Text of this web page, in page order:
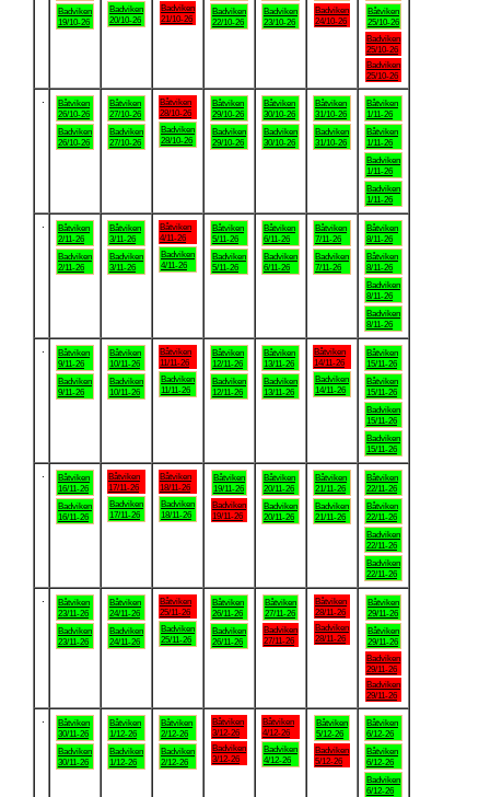
Badviken
19/10-26
Badviken
20/10-26
Badviken
21/10-26
Badviken
22/10-26
Badviken
23/10-26
Badviken
24/10-26
Båtviken
25/10-26
Badviken
25/10-26
Badviken
25/10-26
Båtviken
26/10-26
Badviken
26/10-26
Båtviken
27/10-26
Badviken
27/10-26
Båtviken
28/10-26
Badviken
28/10-26
Båtviken
29/10-26
Badviken
29/10-26
Båtviken
30/10-26
Badviken
30/10-26
Båtviken
31/10-26
Badviken
31/10-26
Båtviken
1/11-26
Båtviken
1/11-26
Badviken
1/11-26
Badviken
1/11-26
Båtviken
2/11-26
Badviken
2/11-26
Båtviken
3/11-26
Badviken
3/11-26
Båtviken
4/11-26
Badviken
4/11-26
Båtviken
5/11-26
Badviken
5/11-26
Båtviken
6/11-26
Badviken
6/11-26
Båtviken
7/11-26
Badviken
7/11-26
Båtviken
8/11-26
Båtviken
8/11-26
Badviken
8/11-26
Badviken
8/11-26
Båtviken
9/11-26
Badviken
9/11-26
Båtviken
10/11-26
Badviken
10/11-26
Båtviken
11/11-26
Badviken
11/11-26
Båtviken
12/11-26
Badviken
12/11-26
Båtviken
13/11-26
Badviken
13/11-26
Båtviken
14/11-26
Badviken
14/11-26
Båtviken
15/11-26
Båtviken
15/11-26
Badviken
15/11-26
Badviken
15/11-26
Båtviken
16/11-26
Badviken
16/11-26
Båtviken
17/11-26
Badviken
17/11-26
Båtviken
18/11-26
Badviken
18/11-26
Båtviken
19/11-26
Badviken
19/11-26
Båtviken
20/11-26
Badviken
20/11-26
Båtviken
21/11-26
Badviken
21/11-26
Båtviken
22/11-26
Båtviken
22/11-26
Badviken
22/11-26
Badviken
22/11-26
Båtviken
23/11-26
Badviken
23/11-26
Båtviken
24/11-26
Badviken
24/11-26
Båtviken
25/11-26
Badviken
25/11-26
Båtviken
26/11-26
Badviken
26/11-26
Båtviken
27/11-26
Badviken
27/11-26
Båtviken
28/11-26
Badviken
28/11-26
Båtviken
29/11-26
Båtviken
29/11-26
Badviken
29/11-26
Badviken
29/11-26
Båtviken
30/11-26
Badviken
30/11-26
Båtviken
1/12-26
Badviken
1/12-26
Båtviken
2/12-26
Badviken
2/12-26
Båtviken
3/12-26
Badviken
3/12-26
Båtviken
4/12-26
Badviken
4/12-26
Båtviken
5/12-26
Badviken
5/12-26
Båtviken
6/12-26
Båtviken
6/12-26
Badviken
6/12-26